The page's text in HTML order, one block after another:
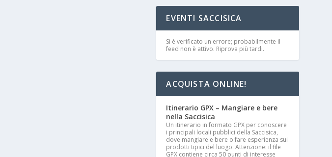
EVENTI SACCISICA
Si è verificato un errore; probabilmente il
feed non è attivo. Riprova più tardi.
ACQUISTA ONLINE!
Itinerario GPX – Mangiare e bere
nella Saccisica
Un itinerario in formato GPX per conoscere
i principali locali pubblici della Saccisica,
dove mangiare e bere o fare esperienza sui
prodotti tipici del luogo. Attenzione: il file
GPX contiene circa 50 punti di interesse